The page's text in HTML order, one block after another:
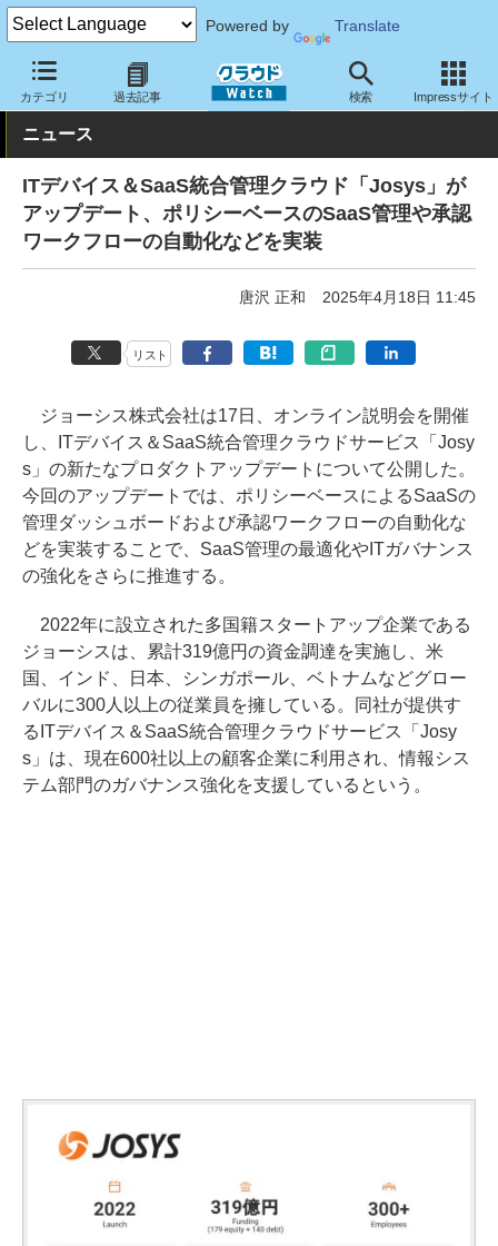
Powered by Translate
カテゴリ 過去記事 検索 Impressサイト
クラウド Watch サービス・ソフト サービス 運用・監視
ニュース
ITデバイス＆SaaS統合管理クラウド「Josys」が
アップデート、ポリシーベースのSaaS管理や承認
ワークフローの自動化などを実装
唐沢 正和 2025年4月18日 11:45
リスト
ジョーシス株式会社は17日、オンライン説明会を開催
し、ITデバイス＆SaaS統合管理クラウドサービス「Josy
s」の新たなプロダクトアップデートについて公開した。
今回のアップデートでは、ポリシーベースによるSaaSの
管理ダッシュボードおよび承認ワークフローの自動化な
どを実装することで、SaaS管理の最適化やITガバナンス
の強化をさらに推進する。
2022年に設立された多国籍スタートアップ企業である
ジョーシスは、累計319億円の資金調達を実施し、米
国、インド、日本、シンガポール、ベトナムなどグロー
バルに300人以上の従業員を擁している。同社が提供す
るITデバイス＆SaaS統合管理クラウドサービス「Josy
s」は、現在600社以上の顧客企業に利用され、情報シス
テム部門のガバナンス強化を支援しているという。